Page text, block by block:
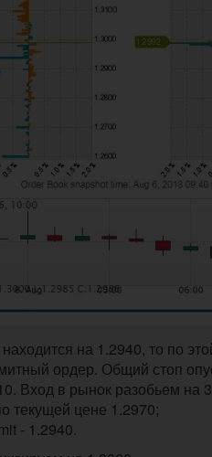
на 1.2940, то по
ордер. Общий стоп
Вход в рынок разобьем на
текущей цене 1.2970;
- 1.2940.